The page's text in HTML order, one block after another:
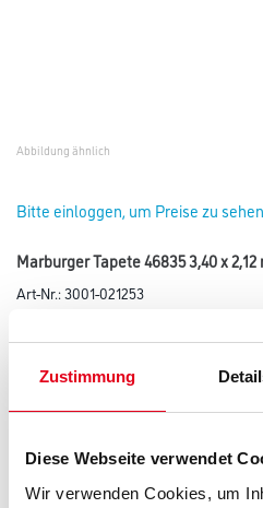
Zustimmung
Diese Webseite verwendet
Wir verwenden Cookies, um
Abbildung ähnlich
Bitte einloggen, um Preise zu sehen
Marburger Tapete 46835 3,40 x
Art-Nr.:3001-021253
Farbtonbezeichnung
Länge in centimeter